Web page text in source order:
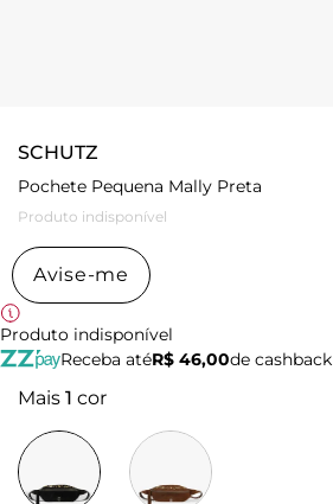
SCHUTZ
Pochete Pequena Mally Preta
Produto indisponível
Avise-me
Produto indisponível
Receba atéR$ 46,00de cashback
Mais 1 cor